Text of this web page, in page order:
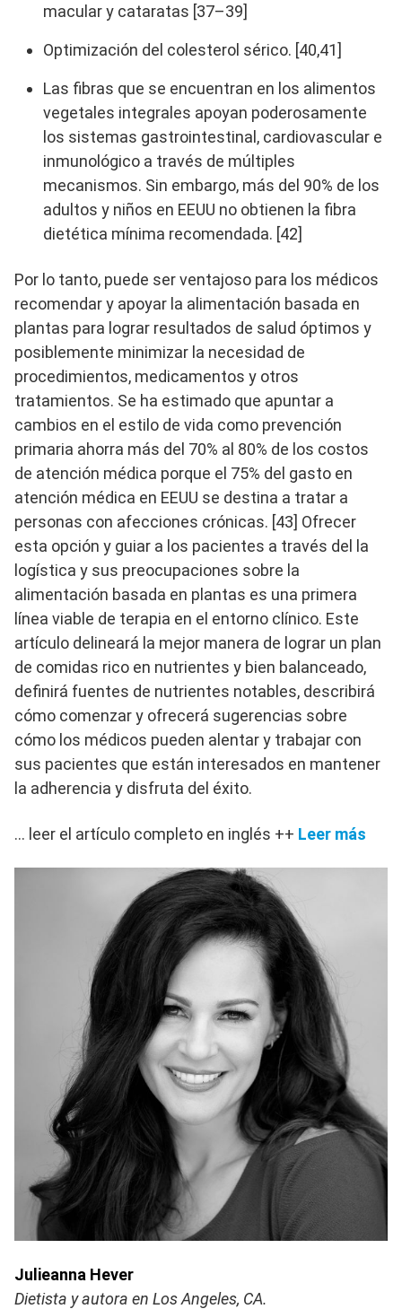
macular y cataratas [37–39]
Optimización del colesterol sérico. [40,41]
Las fibras que se encuentran en los alimentos
vegetales integrales apoyan poderosamente
los sistemas gastrointestinal, cardiovascular e
inmunológico a través de múltiples
mecanismos. Sin embargo, más del 90% de los
adultos y niños en EEUU no obtienen la fibra
dietética mínima recomendada. [42]
Por lo tanto, puede ser ventajoso para los médicos
recomendar y apoyar la alimentación basada en
plantas para lograr resultados de salud óptimos y
posiblemente minimizar la necesidad de
procedimientos, medicamentos y otros
tratamientos. Se ha estimado que apuntar a
cambios en el estilo de vida como prevención
primaria ahorra más del 70% al 80% de los costos
de atención médica porque el 75% del gasto en
atención médica en EEUU se destina a tratar a
personas con afecciones crónicas. [43] Ofrecer
esta opción y guiar a los pacientes a través del la
logística y sus preocupaciones sobre la
alimentación basada en plantas es una primera
línea viable de terapia en el entorno clínico. Este
artículo delineará la mejor manera de lograr un plan
de comidas rico en nutrientes y bien balanceado,
definirá fuentes de nutrientes notables, describirá
cómo comenzar y ofrecerá sugerencias sobre
cómo los médicos pueden alentar y trabajar con
sus pacientes que están interesados ​​en mantener
la adherencia y disfruta del éxito.
… leer el artículo completo en inglés ++ Leer más
Julieanna Hever
Dietista y autora en Los Angeles, CA.